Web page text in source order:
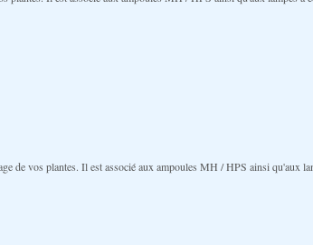
de vos plantes. Il est associé aux ampoules MH / HPS ainsi qu'aux